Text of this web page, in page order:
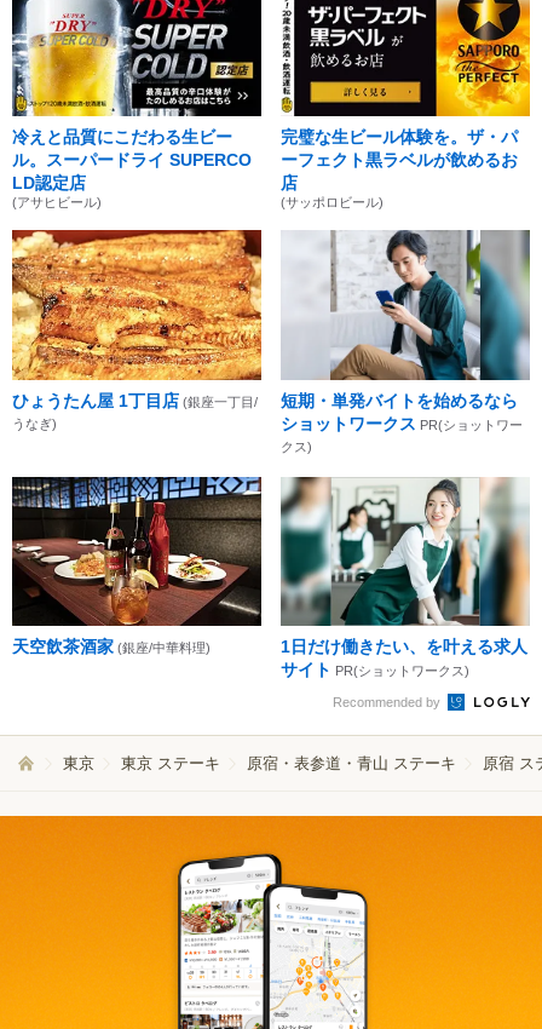
冷えと品質にこだわる生ビー
ル。スーパードライ SUPERCO
LD認定店
(アサヒビール)
完璧な生ビール体験を。ザ・パ
ーフェクト黒ラベルが飲めるお
店
(サッポロビール)
ひょうたん屋 1丁目店 (銀座一丁目/
うなぎ)
短期・単発バイトを始めるなら
ショットワークス PR(ショットワー
クス)
天空飲茶酒家 (銀座/中華料理)
1日だけ働きたい、を叶える求人
サイト PR(ショットワークス)
Recommended by
東京 東京 ステーキ 原宿・表参道・青山 ステーキ 原宿 ス